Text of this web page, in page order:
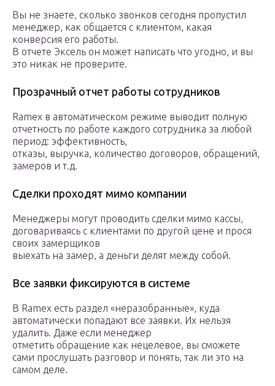
Вы не знаете, сколько звонков сегодня пропустил
менеджер, как общается с клиентом, какая
конверсия его работы.
В отчете Эксель он может написать что угодно, и вы
это никак не проверите.
Прозрачный отчет работы сотрудников
Ramex в автоматическом режиме выводит полную
отчетность по работе каждого сотрудника за любой
период: эффективность,
отказы, выручка, количество договоров, обращений,
замеров и т.д.
Сделки проходят мимо компании
Менеджеры могут проводить сделки мимо кассы,
договариваясь с клиентами по другой цене и прося
своих замерщиков
выехать на замер, а деньги делят между собой.
Все заявки фиксируются в системе
В Ramex есть раздел «неразобранные», куда
автоматически попадают все заявки. Их нельзя
удалить. Даже если менеджер
отметить обращение как нецелевое, вы сможете
сами прослушать разговор и понять, так ли это на
самом деле.